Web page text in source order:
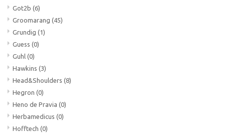
Got2b (6)
Groomarang (45)
Grundig (1)
Guess (0)
Guhl (0)
Hawkins (3)
Head&Shoulders (8)
Hegron (0)
Heno de Pravia (0)
Herbamedicus (0)
Hofftech (0)